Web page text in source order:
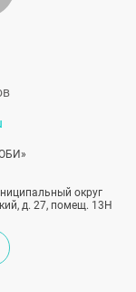
округ
д. 27, помещ. 13Н